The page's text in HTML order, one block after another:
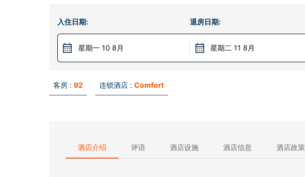
入住日期:
星期一 10 8月
退房日期:
星期二 11 8月
客房 : 92 连锁酒店 : Comfort
酒店介绍 评语 酒店设施 酒店信息 酒店政策